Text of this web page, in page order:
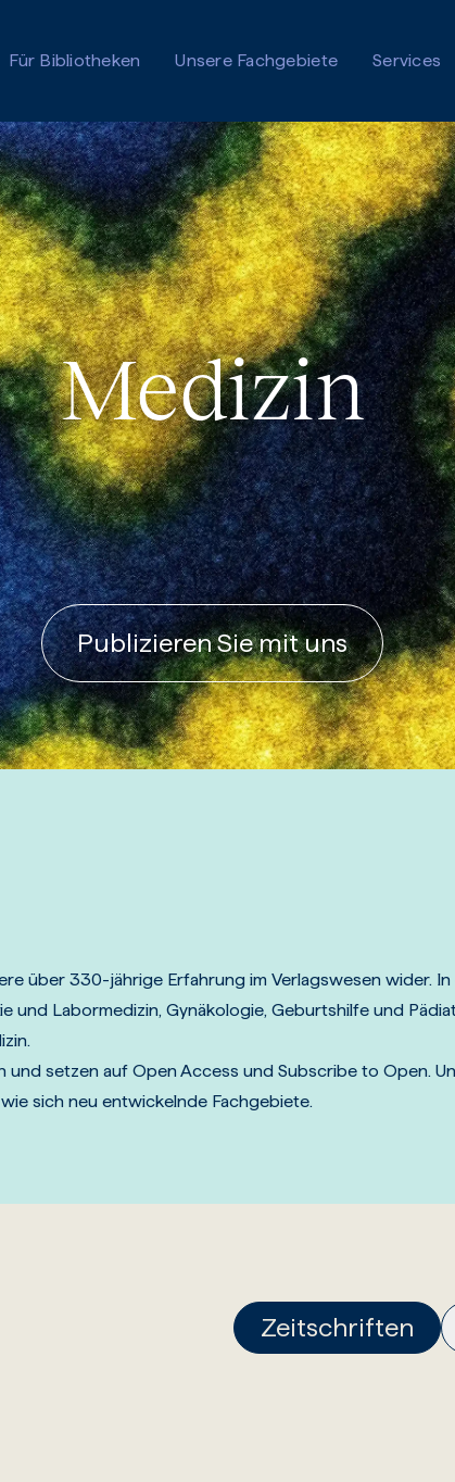
Für Bibliotheken Unsere Fachgebiete Services
Medizin
Publizieren Sie mit uns
über 330-jährige Erfahrung im Verlagswesen wider.
und Labormedizin, Gynäkologie, Geburtshilfe und
setzen auf Open Access und Subscribe to Open.
sich neu entwickelnde Fachgebiete.
Zeitschriften